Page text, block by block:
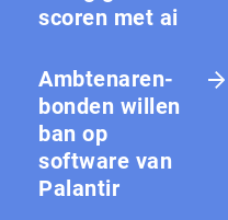
scoren met ai
Amb­te­na­ren­
bon­den willen
ban op
software van
Palantir